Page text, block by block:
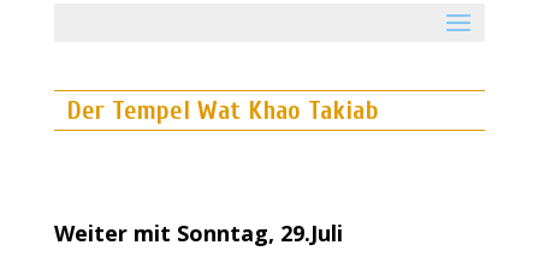
Der Tempel Wat Khao Takiab
Weiter mit Sonntag, 29.Juli